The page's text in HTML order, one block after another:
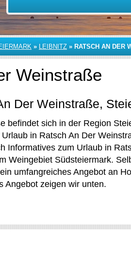
» LEIBNITZ » RATSCH AN DER
Weinstraße
Der Weinstraße,
befindet sich in der Region
in Ratsch An Der
Informatives zum Urlaub in
Weingebiet Südsteiermark.
umfangreiches Angebot an
Angebot zeigen wir unten.